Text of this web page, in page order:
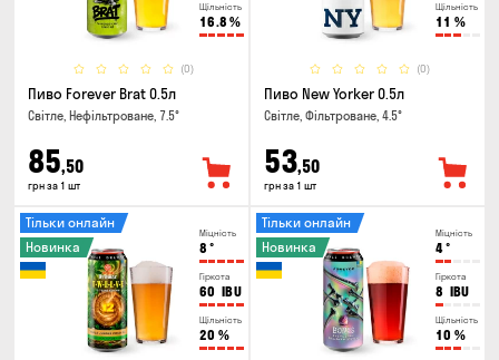
Щільність
16.8 %
(0)
Пиво Forever Brat 0.5л
Світле, Нефільтроване, 7.5°
85,50
грн за 1 шт
Щільність
11 %
(0)
Пиво New Yorker 0.5л
Світле, Фільтроване, 4.5°
53,50
грн за 1 шт
Міцність
8 °
Гіркота
60 IBU
Щільність
20 %
Тільки онлайн
Новинка
Міцність
4°
Гіркота
8 IBU
Щільність
10 %
Тільки онлайн
Новинка